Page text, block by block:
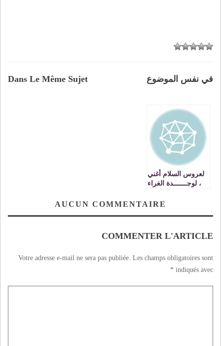
Dans Le Même Sujet في نفس الموضوع
لعروس السلام أغني
، لوجـــــــدة الغراء
هذه الأيام
AUCUN COMMENTAIRE
COMMENTER L'ARTICLE
Votre adresse e-mail ne sera pas publiée. Les champs obligatoires sont
indiqués avec
*